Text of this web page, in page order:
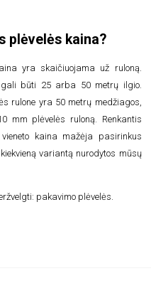
plėvelės kaina?
yra skaičiuojama už ruloną.
būti 25 arba 50 metrų ilgio.
rulone yra 50 metrų medžiagos,
mm plėvelės ruloną. Renkantis
kaina mažėja pasirinkus
variantą nurodytos mūsų
pakavimo plėvelės